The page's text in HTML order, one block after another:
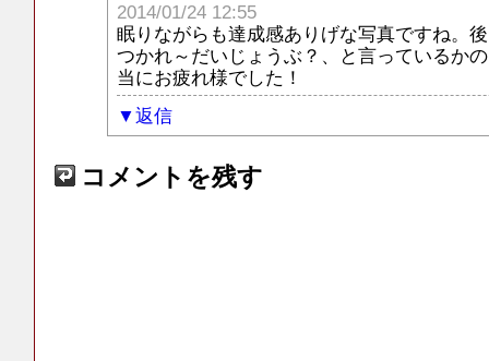
2014/01/24 12:55
眠りながらも達成感ありげな写真ですね。
つかれ～だいじょうぶ？、と言っているか
当にお疲れ様でした！
返信
コメントを残す